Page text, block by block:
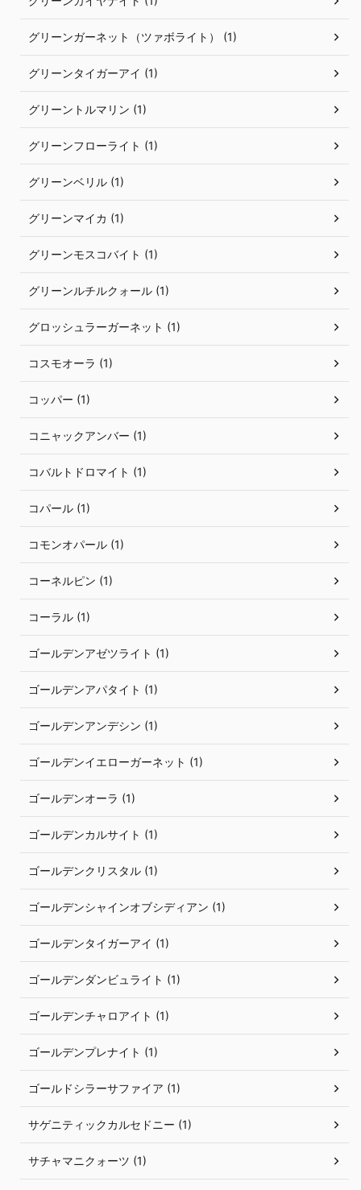
グリーンガーネット（ツァボライト） (1)
グリーンタイガーアイ (1)
グリーントルマリン (1)
グリーンフローライト (1)
グリーンベリル (1)
グリーンマイカ (1)
グリーンモスコバイト (1)
グリーンルチルクォール (1)
グロッシュラーガーネット (1)
コスモオーラ (1)
コッパー (1)
コニャックアンバー (1)
コバルトドロマイト (1)
コパール (1)
コモンオパール (1)
コーネルピン (1)
コーラル (1)
ゴールデンアゼツライト (1)
ゴールデンアパタイト (1)
ゴールデンアンデシン (1)
ゴールデンイエローガーネット (1)
ゴールデンオーラ (1)
ゴールデンカルサイト (1)
ゴールデンクリスタル (1)
ゴールデンシャインオブシディアン (1)
ゴールデンタイガーアイ (1)
ゴールデンダンビュライト (1)
ゴールデンチャロアイト (1)
ゴールデンプレナイト (1)
ゴールドシラーサファイア (1)
サゲニティックカルセドニー (1)
サチャマニクォーツ (1)